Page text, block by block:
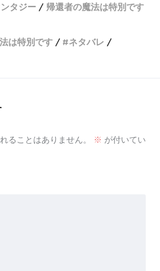
タジー
帰還者の魔法は特別です
は特別です
ネタバレ
ることはありません。 ※ が付いてい